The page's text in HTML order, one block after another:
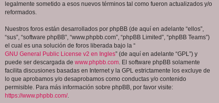
legalmente sometido a esos nuevos términos tal como fueron actualizados y/o
reformados.
Nuestros foros están desarrollados por phpBB (de aquí en adelante “ellos”,
“sus”, “software phpBB”, “www.phpbb.com”, “phpBB Limited”, “phpBB Teams”)
el cual es una solución de foros liberada bajo la “
GNU General Public License v2 en Ingles” (de aquí en adelante “GPL”) y
puede ser descargada de www.phpbb.com. El software phpBB solamente
facilita discusiones basadas en Internet y la GPL estrictamente los excluye de
lo que aprobamos y/o desaprobamos como conductas y/o contenido
permisible. Para más información sobre phpBB, por favor visite:
https://www.phpbb.com/.